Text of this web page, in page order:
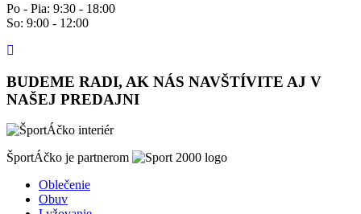
Po - Pia: 9:30 - 18:00
So: 9:00 - 12:00
BUDEME RADI, AK NÁS NAVŠTÍVITE AJ V
NAŠEJ PREDAJNI
ŠportÁčko je partnerom
Oblečenie
Obuv